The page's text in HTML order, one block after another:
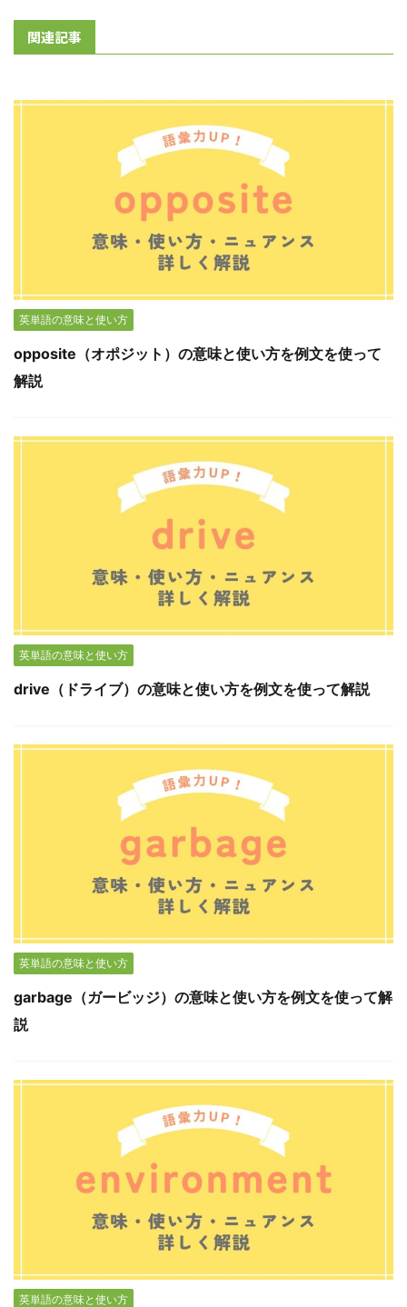
関連記事
英単語の意味と使い方
opposite（オポジット）の意味と使い方を例文を使って
解説
英単語の意味と使い方
drive（ドライブ）の意味と使い方を例文を使って解説
英単語の意味と使い方
garbage（ガービッジ）の意味と使い方を例文を使って解
説
英単語の意味と使い方